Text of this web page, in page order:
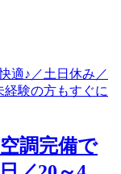
調完備で